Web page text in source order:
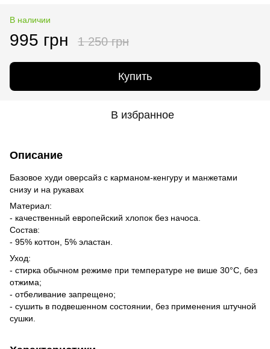
В наличии
995 грн 1 250 грн
Купить
В избранное
Описание
Базовое худи оверсайз с карманом-кенгуру и манжетами
снизу и на рукавах
Материал:
- качественный европейский хлопок без начоса.
Состав:
- 95% коттон, 5% эластан.
Уход:
- стирка обычном режиме при температуре не више 30°C, без
отжима;
- отбеливание запрещено;
- сушить в подвешенном состоянии, без применения штучной
сушки.